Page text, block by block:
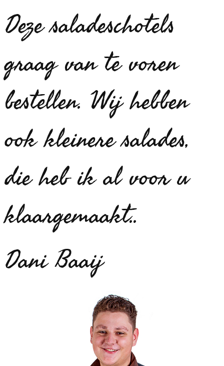
Deze saladeschotels
graag van te voren
bestellen. Wij hebben
ook kleinere salades,
die heb ik al voor u
klaargemaakt..
Dani Baaij